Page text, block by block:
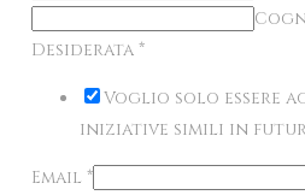
Desiderata *
Voglio solo essere
iniziative simili in
Email *